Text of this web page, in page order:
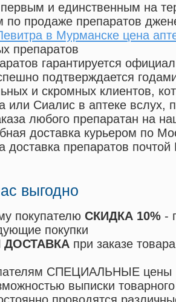
и единственным на
по продаже препаратов
в Мурманске цена
препаратов
гарантируется
подтверждается
и скромных клиентов,
или Сиалис в аптеке вслух,
любого препаратан на
доставка курьером по
доставка препаратов
выгодно
покупателю СКИДКА 10% -
покупки
ДОСТАВКА при заказе
СПЕЦИАЛЬНЫЕ цены
выписки